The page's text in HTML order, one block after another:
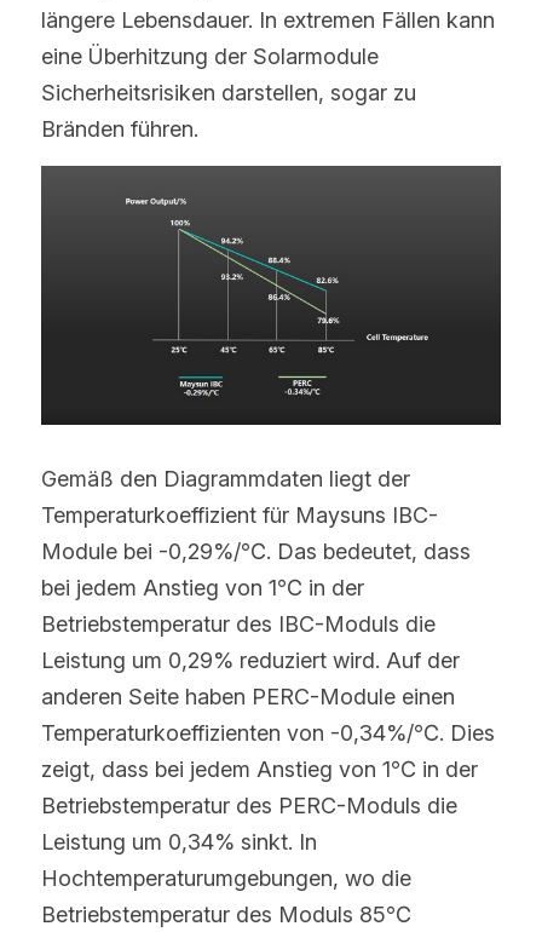
längere Lebensdauer. In extremen Fällen kann
eine Überhitzung der Solarmodule
Sicherheitsrisiken darstellen, sogar zu
Bränden führen.
Gemäß den Diagrammdaten liegt der
Temperaturkoeffizient für Maysuns IBC-
Module bei -0,29%/℃. Das bedeutet, dass
bei jedem Anstieg von 1℃ in der
Betriebstemperatur des IBC-Moduls die
Leistung um 0,29% reduziert wird. Auf der
anderen Seite haben PERC-Module einen
Temperaturkoeffizienten von -0,34%/℃. Dies
zeigt, dass bei jedem Anstieg von 1℃ in der
Betriebstemperatur des PERC-Moduls die
Leistung um 0,34% sinkt. In
Hochtemperaturumgebungen, wo die
Betriebstemperatur des Moduls 85℃